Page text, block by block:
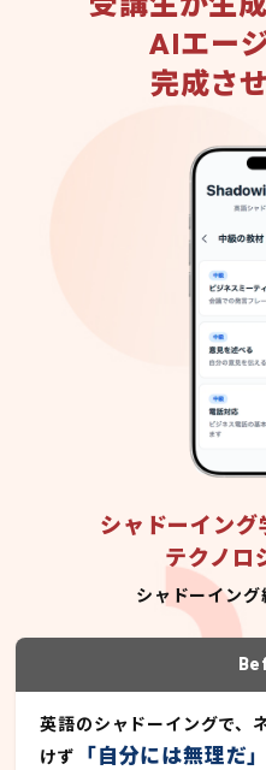
AIエー
完成さ
シャドーイング
テクノロ
シャドーイング
英語のシャドーイングで、
けず
「自分には無理だ」